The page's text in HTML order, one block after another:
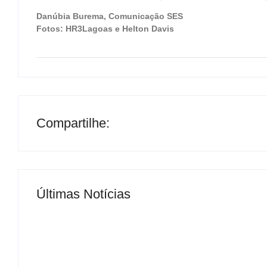
Danúbia Burema, Comunicação SES
Fotos: HR3Lagoas e Helton Davis
Compartilhe:
Últimas Notícias